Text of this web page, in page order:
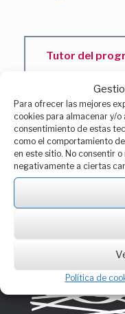
Para ofrecer las mejores
cookies para almacenar y/
consentimiento de estas
como el comportamiento
en este sitio. No consentir
negativamente a ciertas
Política de
Tutor del
Director de
Plan de
actividades